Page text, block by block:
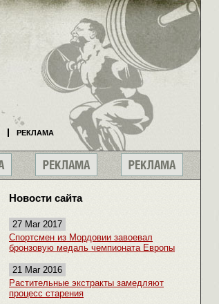
Новости сайта
27 Mar 2017
Спортсмен из Мордовии завоевал
бронзовую медаль чемпионата Европы
21 Mar 2016
Растительные экстракты замедляют
процесс старения
РЕКЛАМА